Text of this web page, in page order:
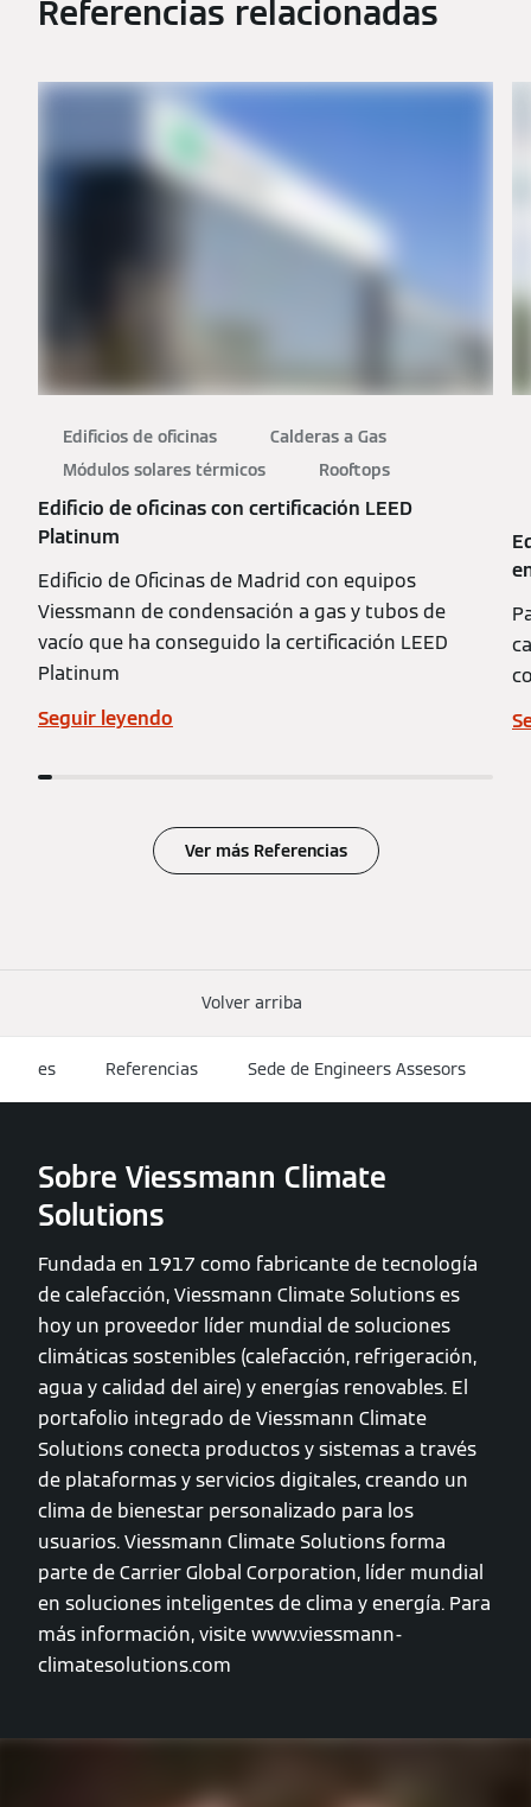
Referencias relacionadas
Edificios de oficinas
Calderas a Gas
Módulos solares térmicos
Rooftops
Edificio de oficinas con certificación LEED
Platinum
Edificio de Oficinas de Madrid con equipos
Viessmann de condensación a gas y tubos de
vacío que ha conseguido la certificación LEED
Platinum
Seguir leyendo
Ver más Referencias
Volver arriba
es Referencias Sede de Engineers Assesors
Sobre Viessmann Climate
Solutions
Fundada en 1917 como fabricante de tecnología
de calefacción, Viessmann Climate Solutions es
hoy un proveedor líder mundial de soluciones
climáticas sostenibles (calefacción, refrigeración,
agua y calidad del aire) y energías renovables. El
portafolio integrado de Viessmann Climate
Solutions conecta productos y sistemas a través
de plataformas y servicios digitales, creando un
clima de bienestar personalizado para los
usuarios. Viessmann Climate Solutions forma
parte de Carrier Global Corporation, líder mundial
en soluciones inteligentes de clima y energía. Para
más información, visite www.viessmann-
climatesolutions.com